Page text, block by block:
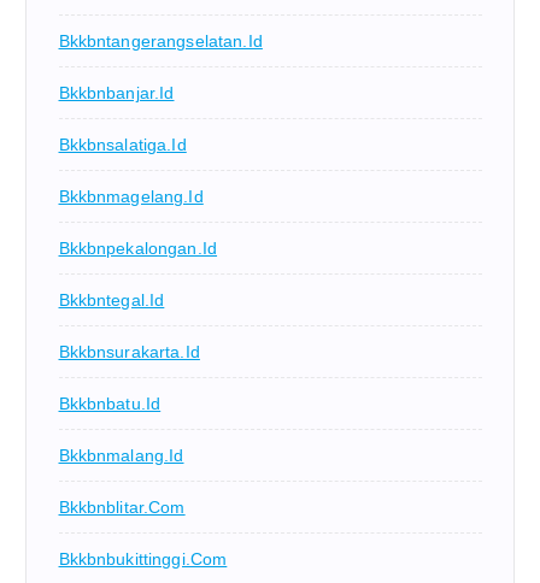
Bkkbntangerangselatan.id
Bkkbnbanjar.id
Bkkbnsalatiga.id
Bkkbnmagelang.id
Bkkbnpekalongan.id
Bkkbntegal.id
Bkkbnsurakarta.id
Bkkbnbatu.id
Bkkbnmalang.id
Bkkbnblitar.com
Bkkbnbukittinggi.com